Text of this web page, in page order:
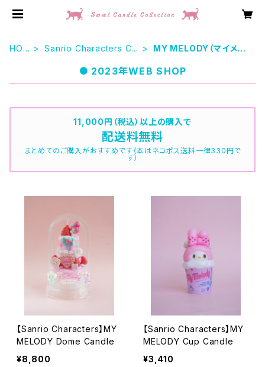
HOM
Sanrio Characters Ca
MY MELODY（マイメロ
2023年WEB SHOP
11,000円（税込）以上の購入で
配送料無料
まとめてのご購入がおすすめです（本はネコポス送料一律330円で
す）
【Sanrio Characters】MY
MELODY Dome Candle
¥8,800
【Sanrio Characters】MY
MELODY Cup Candle
¥3,410